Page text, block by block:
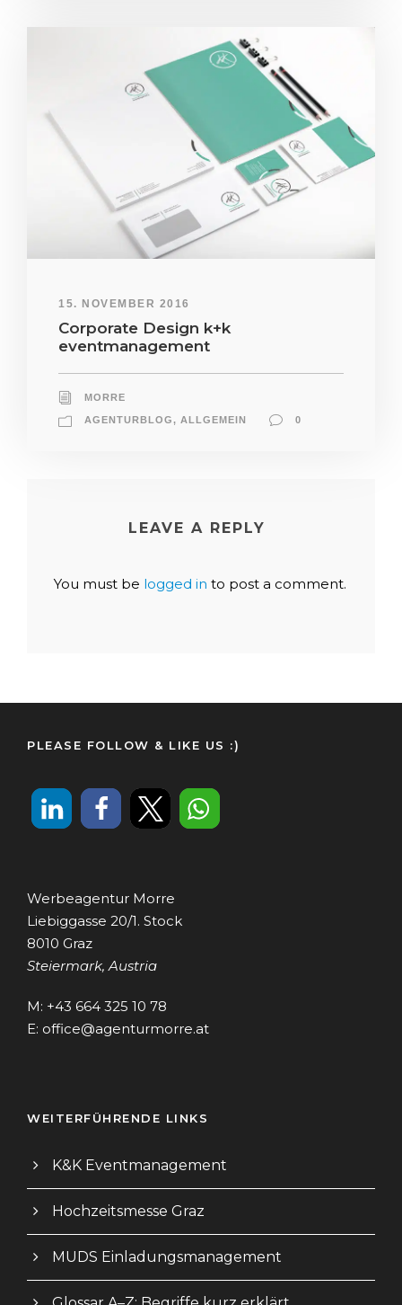
15. NOVEMBER 2016
Corporate Design k+k
eventmanagement
MORRE
AGENTURBLOG, ALLGEMEIN 0
LEAVE A REPLY
You must be logged in to post a comment.
PLEASE FOLLOW & LIKE US :)
Werbeagentur Morre
Liebiggasse 20/1. Stock
8010 Graz
Steiermark, Austria
M: +43 664 325 10 78
E: office@agenturmorre.at
WEITERFÜHRENDE LINKS
K&K Eventmanagement
Hochzeitsmesse Graz
MUDS Einladungsmanagement